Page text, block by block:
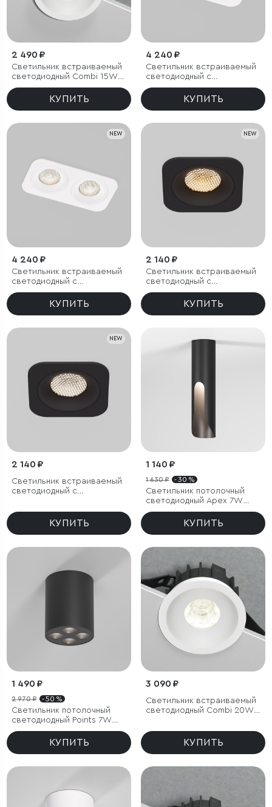
2 490 ₽
Светильник встраиваемый
светодиодный Combi 15W
4000K белый
КУПИТЬ
4 240 ₽
Светильник встраиваемый
светодиодный с
антибликовой решеткой
Tetro 20W 3000K белый
КУПИТЬ
NEW
4 240 ₽
Светильник встраиваемый
светодиодный с
антибликовой решеткой
Tetro 20W 4000K белый
КУПИТЬ
NEW
2 140 ₽
Светильник встраиваемый
светодиодный с
антибликовой решеткой
Tetro 10W 3000K черный
КУПИТЬ
NEW
2 140 ₽
Светильник встраиваемый
светодиодный с
Tetro 10W 4000K черный
КУПИТЬ
1 140 ₽
1 630 ₽ - 30 %
Светильник потолочный
светодиодный Apex 7W
4000K черный
КУПИТЬ
1 490 ₽
2 970 ₽ - 50 %
Светильник потолочный
светодиодный Points 7W
4000K черный
КУПИТЬ
3 090 ₽
Светильник встраиваемый
светодиодный Combi 20W
КУПИТЬ